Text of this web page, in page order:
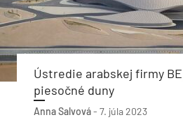
Ústredie arabskej firmy
piesočné duny
Anna Salvová- 7. júla 2023